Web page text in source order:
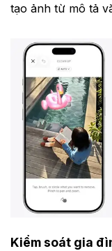
tạo ảnh từ mô tả
Kiểm soát gia